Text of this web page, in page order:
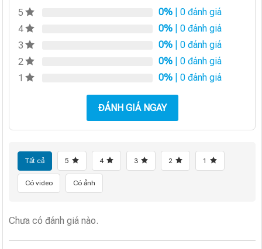
5 0% | 0 đánh giá
4
0% | 0 đánh giá
3
0% | 0 đánh giá
2
0% | 0 đánh giá
1
0% | 0 đánh giá
ĐÁNH GIÁ NGAY
Tất cả 5 4 3 2 1
Có video Có ảnh
Chưa có đánh giá nào.